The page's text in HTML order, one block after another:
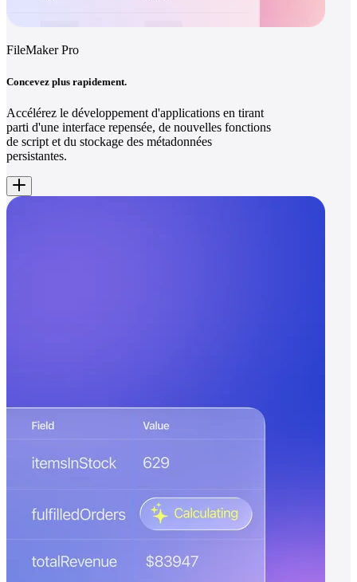
FileMaker Pro
Concevez plus rapidement.
Accélérez le développement d'applications en tirant
parti d'une interface repensée, de nouvelles fonctions
de script et du stockage des métadonnées
persistantes.